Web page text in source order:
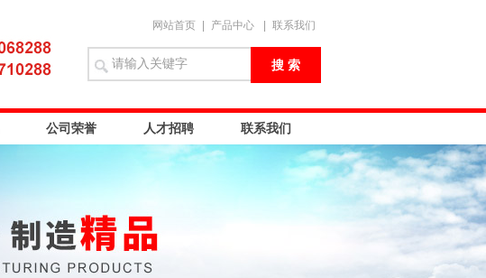
网站首页 产品中心 联系我们
公司荣誉 人才招聘 联系我们